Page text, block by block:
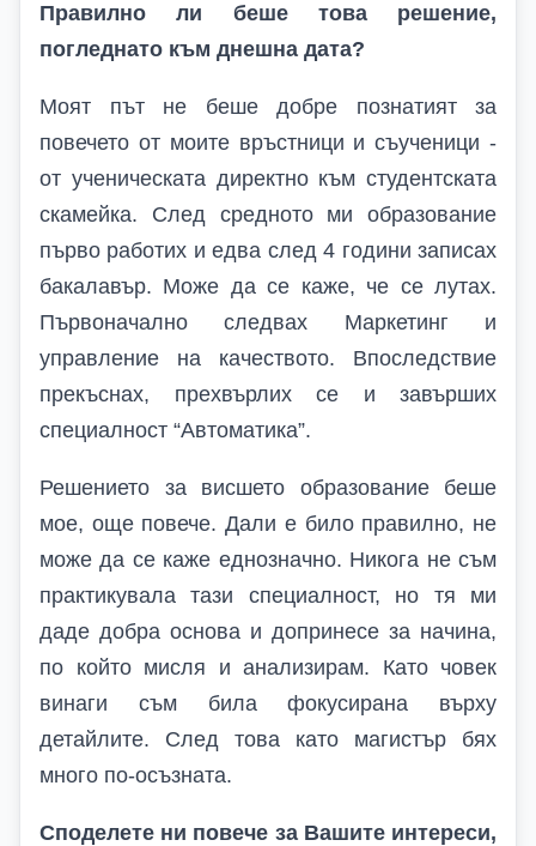
Правилно ли беше това решение,
погледнато към днешна дата?
Моят път не беше добре познатият за
повечето от моите връстници и съученици -
от ученическата директно към студентската
скамейка. След средното ми образование
първо работих и едва след 4 години записах
бакалавър. Може да се каже, че се лутах.
Първоначално следвах Маркетинг и
управление на качеството. Впоследствие
прекъснах, прехвърлих се и завърших
специалност “Автоматика”.
Решението за висшето образование беше
мое, още повече. Дали е било правилно, не
може да се каже еднозначно. Никога не съм
практикувала тази специалност, но тя ми
даде добра основа и допринесе за начина,
по който мисля и анализирам. Като човек
винаги съм била фокусирана върху
детайлите. След това като магистър бях
много по-осъзната.
Споделете ни повече за Вашите интереси,